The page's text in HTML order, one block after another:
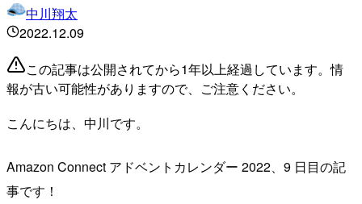
中川翔太
2022.12.09
この記事は公開されてから1年以上経過しています。情
報が古い可能性がありますので、ご注意ください。
こんにちは、中川です。
Amazon Connect アドベントカレンダー 2022、9 日目の記
事です！